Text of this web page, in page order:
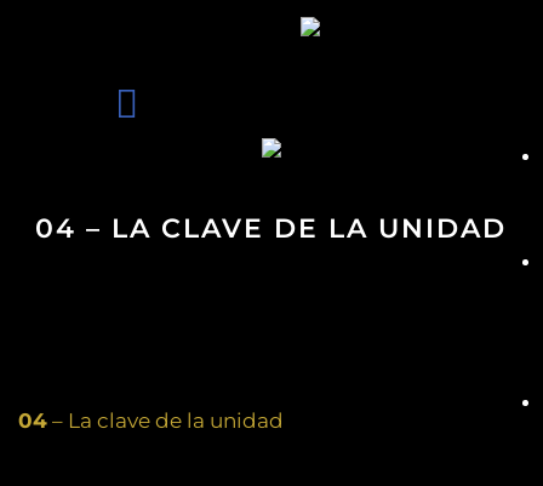
04 – LA CLAVE DE LA UNIDAD
04 – La clave de la unidad